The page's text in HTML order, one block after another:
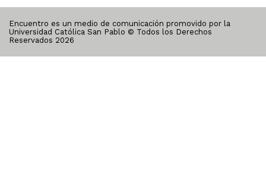
Encuentro es un medio de comunicación promovido por la
Universidad Católica San Pablo © Todos los Derechos
Reservados 2026